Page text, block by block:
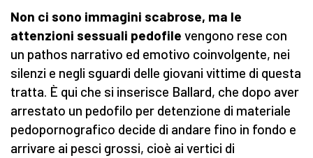
Non ci sono immagini scabrose, ma le
attenzioni sessuali pedofile vengono rese con
un pathos narrativo ed emotivo coinvolgente, nei
silenzi e negli sguardi delle giovani vittime di questa
tratta. È qui che si inserisce Ballard, che dopo aver
arrestato un pedofilo per detenzione di materiale
pedopornografico decide di andare fino in fondo e
arrivare ai pesci grossi, cioè ai vertici di